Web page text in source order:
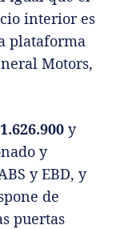
interior es
plataforma
Motors,
y
y
y EBD, y
de
puertas